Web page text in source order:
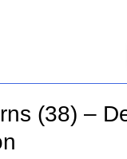
(38) –